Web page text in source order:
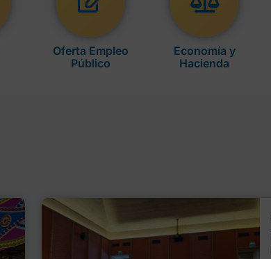
Oferta Empleo
Público
Economía y
Hacienda